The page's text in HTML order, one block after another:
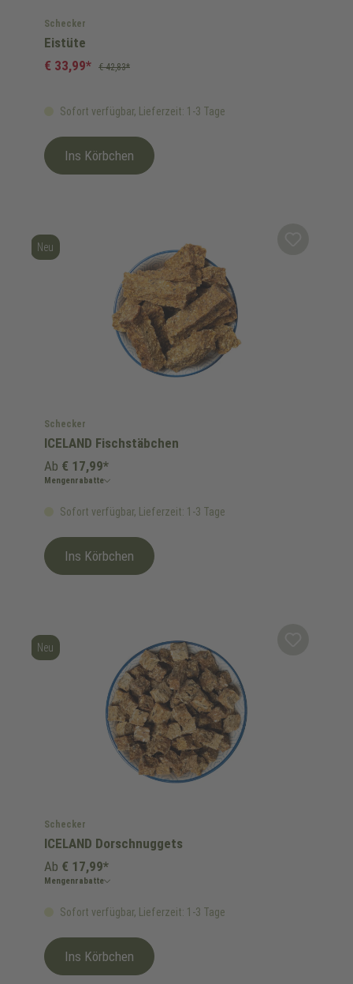
Schecker
Eistüte
Sofort verfügbar, Lieferzeit: 1-3 Tage
€ 33,99* € 42,83*
Ins Körbchen
Neu
Schecker
ICELAND Fischstäbchen
Sofort verfügbar, Lieferzeit: 1-3 Tage
Ab € 17,99*
Mengenrabatte
Ins Körbchen
Neu
Schecker
ICELAND Dorschnuggets
Sofort verfügbar, Lieferzeit: 1-3 Tage
Ab € 17,99*
Mengenrabatte
Ins Körbchen